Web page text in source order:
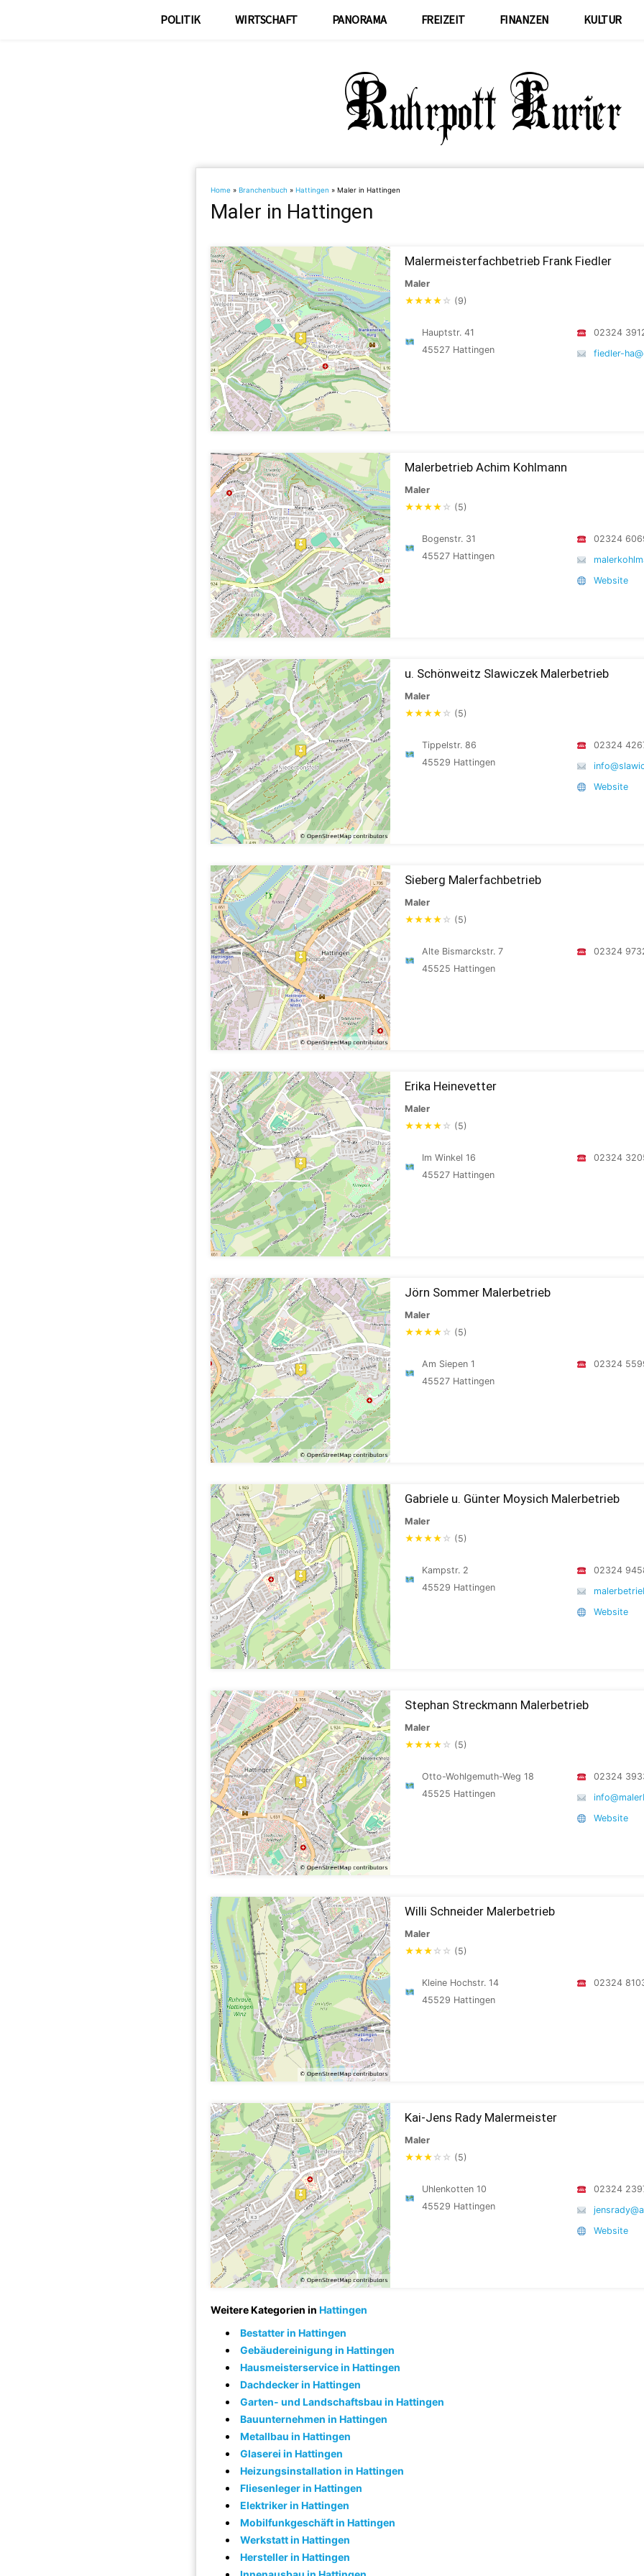
POLITIK WIRTSCHAFT PANORAMA FREIZEIT FINANZEN KULTUR
Home » Branchenbuch » Hattingen » Maler in Hattingen
Maler in Hattingen
Malermeisterfachbetrieb Frank Fiedler
Maler
★★★★ ☆ (9)
Hauptstr. 41
45527 Hattingen
02324
fiedler-
Malerbetrieb Achim Kohlmann
Maler
★★★★ ☆ (5)
Bogenstr. 31
45527 Hattingen
02324
Website
u. Schönweitz Slawiczek Malerbetrieb
Maler
★★★★ ☆ (5)
Tippelstr. 86
45529 Hattingen
02324
Website
Sieberg Malerfachbetrieb
Maler
★★★★ ☆ (5)
Alte Bismarckstr. 7
45525 Hattingen
02324
Erika Heinevetter
Maler
★★★★ ☆ (5)
Im Winkel 16
45527 Hattingen
02324
Jörn Sommer Malerbetrieb
Maler
★★★★ ☆ (5)
Am Siepen 1
45527 Hattingen
02324
Gabriele u. Günter Moysich Malerbetrieb
Maler
★★★★ ☆ (5)
Kampstr. 2
45529 Hattingen
02324
Website
Stephan Streckmann Malerbetrieb
Maler
★★★★ ☆ (5)
Otto-Wohlgemuth-Weg 18
45525 Hattingen
02324
Website
Willi Schneider Malerbetrieb
Maler
★★★ ☆ ☆ (5)
Kleine Hochstr. 14
45529 Hattingen
02324
Kai-Jens Rady Malermeister
Maler
★★★ ☆ ☆ (5)
Uhlenkotten 10
45529 Hattingen
02324
Website
Weitere Kategorien in Hattingen
Bestatter in Hattingen
Gebäudereinigung in Hattingen
Hausmeisterservice in Hattingen
Dachdecker in Hattingen
Garten- und Landschaftsbau in Hattingen
Bauunternehmen in Hattingen
Metallbau in Hattingen
Glaserei in Hattingen
Heizungsinstallation in Hattingen
Fliesenleger in Hattingen
Elektriker in Hattingen
Mobilfunkgeschäft in Hattingen
Werkstatt in Hattingen
Hersteller in Hattingen